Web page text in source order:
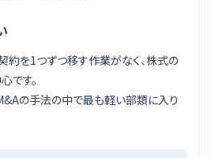
約を1つずつ移す作業がなく、株式の
です。
の手法の中で最も軽い部類に入り